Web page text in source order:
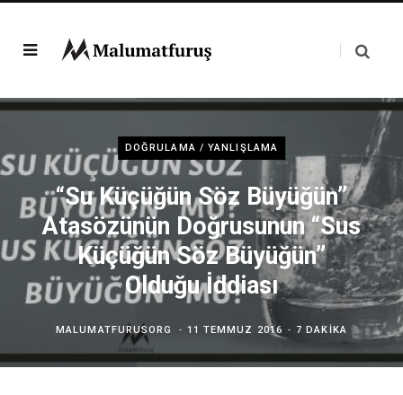
DOĞRULAMA / YANLIŞLAMA
“Su Küçüğün Söz Büyüğün”
Atasözünün Doğrusunun “Sus
Küçüğün Söz Büyüğün”
Olduğu İddiası
MALUMATFURUSORG 11 TEMMUZ 2016 7 DAKIKA